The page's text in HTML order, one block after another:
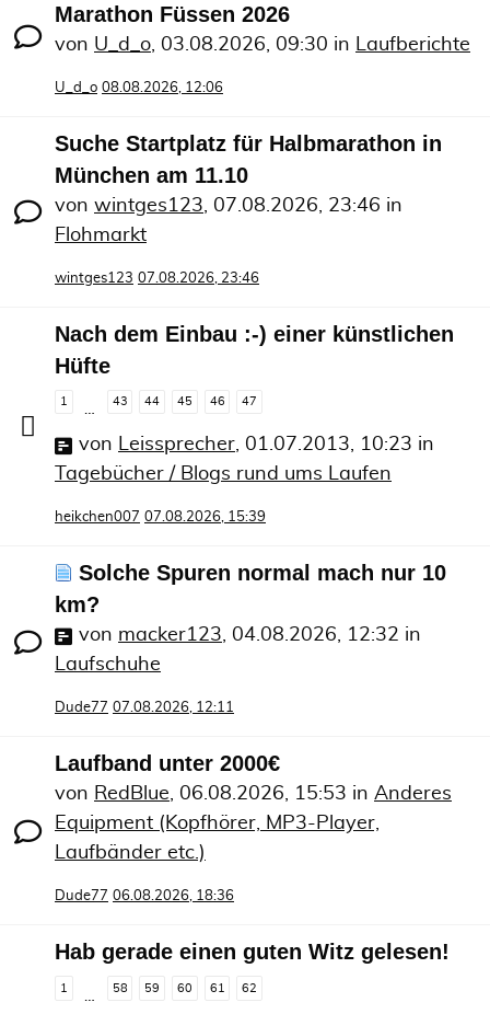
Marathon Füssen 2026
von U_d_o 03.08.2026, 09:30 in Laufberichte
U_d_o 08.08.2026, 12:06
Suche Startplatz für Halbmarathon in
München am 11.10
von wintges123 07.08.2026, 23:46 in
Flohmarkt
wintges123 07.08.2026, 23:46
Nach dem Einbau :-) einer künstlichen
Hüfte
1
…
43 44 45 46 47
von Leissprecher, 01.07.2013, 10:23 in
Tagebücher / Blogs rund ums Laufen
heikchen007 07.08.2026, 15:39
Solche Spuren normal mach nur 10
km?
von macker123, 04.08.2026, 12:32 in
Laufschuhe
Dude77 07.08.2026, 12:11
Laufband unter 2000€
von RedBlue, 06.08.2026, 15:53 in Anderes
Equipment (Kopfhörer, MP3-Player,
Laufbänder etc.)
Dude77 06.08.2026, 18:36
Hab gerade einen guten Witz gelesen!
1 58 59 60 61 62